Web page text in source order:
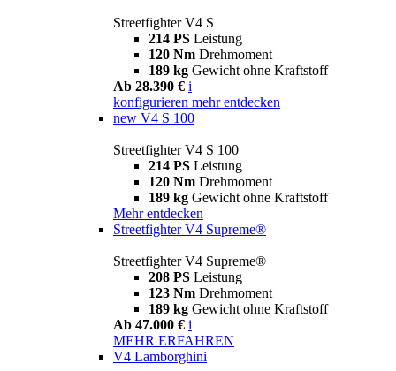
Streetfighter V4 S
214 PS Leistung
120 Nm Drehmoment
189 kg Gewicht ohne Kraftstoff
Ab 28.390 € i
konfigurieren mehr entdecken
new V4 S 100
Streetfighter V4 S 100
214 PS Leistung
120 Nm Drehmoment
189 kg Gewicht ohne Kraftstoff
Mehr entdecken
Streetfighter V4 Supreme®
Streetfighter V4 Supreme®
208 PS Leistung
123 Nm Drehmoment
189 kg Gewicht ohne Kraftstoff
Ab 47.000 € i
MEHR ERFAHREN
V4 Lamborghini